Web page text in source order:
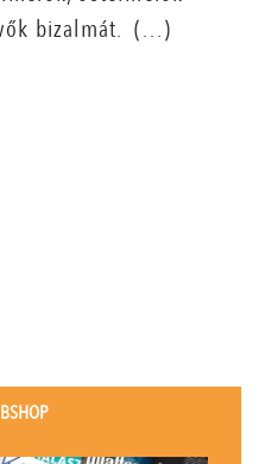
bizalmát. (…)